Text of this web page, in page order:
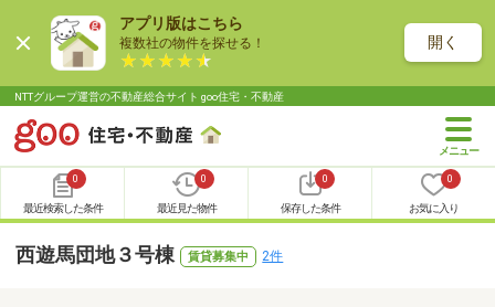
アプリ版はこちら
複数社の物件を探せる！ 開く
NTTグループ運営の不動産総合サイト goo住宅・不動産
0
最近検索した条件
0
最近見た物件
0
保存した条件
0
お気に入り
西遊馬団地３号棟 賃貸募集中 2件